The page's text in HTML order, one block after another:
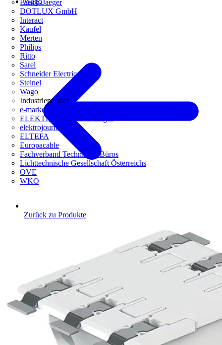
Busch-Jaeger
DOTLUX GmbH
Interact
Kaufel
Merten
Philips
Ritto
Sarel
Schneider Electric
Steinel
Wago
Industriepartner
e-marke
ELEKTRO Daten Serviceges
elektrojournal
ELTEFA
Europacable
Fachverband Technische Büros
Lichttechnische Gesellschaft Österreichs
OVE
WKO
Zurück zu Produkte